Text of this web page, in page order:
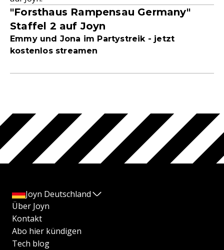
"Forsthaus Rampensau Germany"
Staffel 2 auf Joyn
Emmy und Jona im Partystreik - jetzt
kostenlos streamen
Joyn Deutschland
Über Joyn
Kontakt
Abo hier kündigen
Tech blog